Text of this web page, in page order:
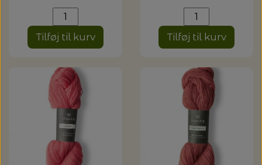
Tilføj til kurv Tilføj til kurv